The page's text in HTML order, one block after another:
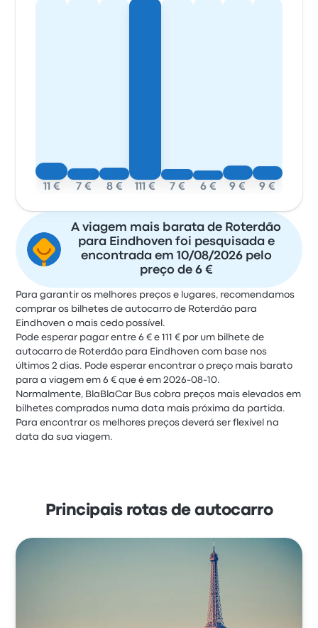
11 € 7 € 8 € 111 € 7 € 6 € 9 € 9 €
A viagem mais barata de Roterdão
para Eindhoven foi pesquisada e
encontrada em 10/08/2026 pelo
preço de 6 €
Para garantir os melhores preços e lugares, recomendamos
comprar os bilhetes de autocarro de Roterdão para
Eindhoven o mais cedo possível.
Pode esperar pagar entre 6 € e 111 € por um bilhete de
autocarro de Roterdão para Eindhoven com base nos
últimos 2 dias. Pode esperar encontrar o preço mais barato
para a viagem em 6 € que é em 2026-08-10.
Normalmente, BlaBlaCar Bus cobra preços mais elevados em
bilhetes comprados numa data mais próxima da partida.
Para encontrar os melhores preços deverá ser flexível na
data da sua viagem.
Principais rotas de autocarro